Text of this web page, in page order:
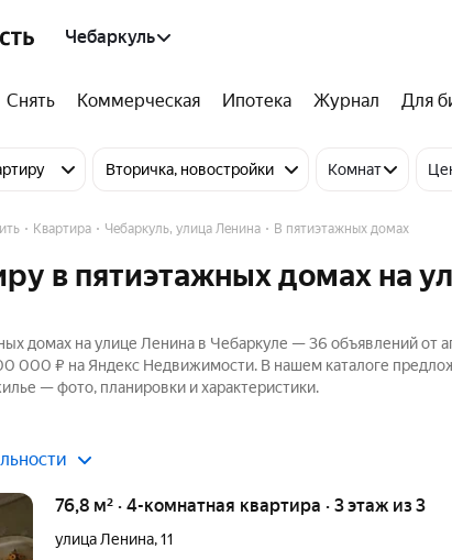
Чебаркуль
Снять Коммерческая Ипотека Журнал Для
Вторичка, новостройки Комнат
Квартира Чебаркуль, улица Ленина В пятиэтажных домах
в пятиэтажных домах на
домах на улице Ленина в Чебаркуле — 36 объявлений от
000 ₽ на Яндекс Недвижимости. В нашем каталоге
— фото, планировки и характеристики.
76,8 м² · 4-комнатная квартира · 3 этаж из 3
улица Ленина,11